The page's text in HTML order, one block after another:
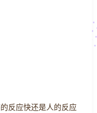
反应快还是人的反应